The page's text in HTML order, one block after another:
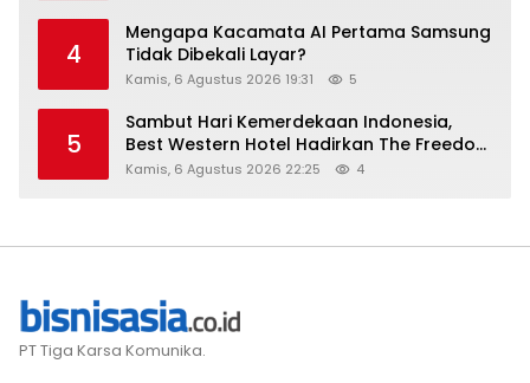
4
Mengapa Kacamata AI Pertama Samsung
Tidak Dibekali Layar?
Kamis, 6 Agustus 2026 19:31 5
5
Sambut Hari Kemerdekaan Indonesia,
Best Western Hotel Hadirkan The Freedom
Stay Diskon Hingga 45%
Kamis, 6 Agustus 2026 22:25 4
PT Tiga Karsa Komunika.